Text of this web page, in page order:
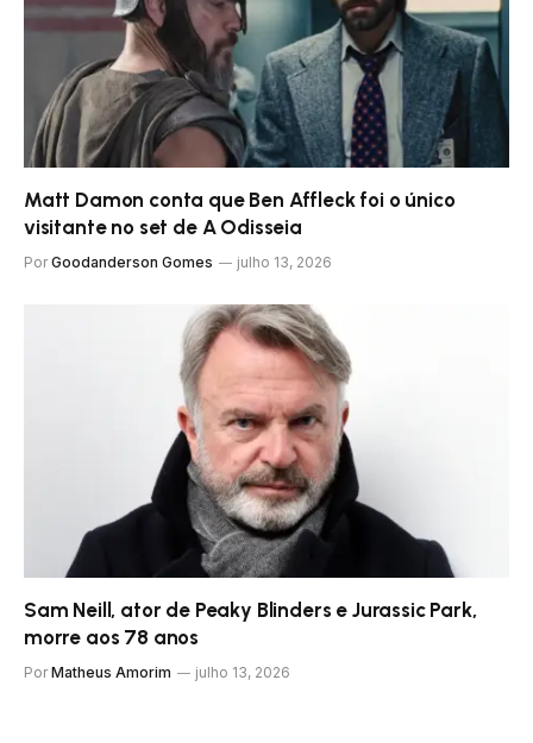
Matt Damon conta que Ben Affleck foi o único
visitante no set de A Odisseia
Por Goodanderson Gomes julho 13, 2026
Sam Neill, ator de Peaky Blinders e Jurassic Park,
morre aos 78 anos
Por Matheus Amorim julho 13, 2026